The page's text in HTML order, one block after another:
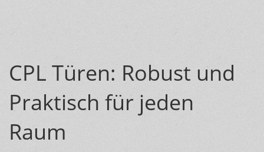
CPL Türen: Robust und
Praktisch für jeden
Raum